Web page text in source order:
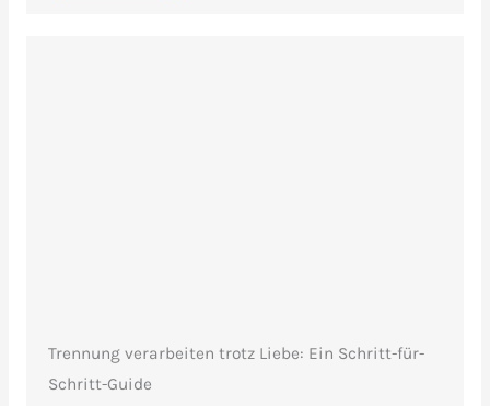
Trennung verarbeiten trotz Liebe: Ein Schritt-für-
Schritt-Guide